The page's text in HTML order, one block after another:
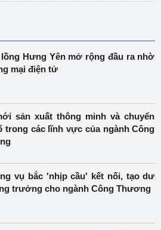
lồng Hưng Yên mở rộng đầu ra nhờ
mại điện tử
sản xuất thông minh và chuyển
trong các lĩnh vực của ngành Công
vụ bắc 'nhịp cầu' kết nối, tạo dư
trưởng cho ngành Công Thương